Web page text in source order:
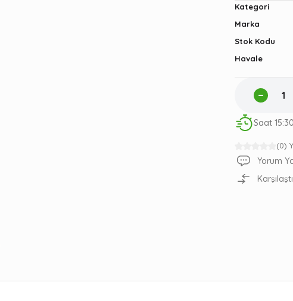
(0)
Kategori
Marka
Stok Kodu
Havale
Saat
Yorum